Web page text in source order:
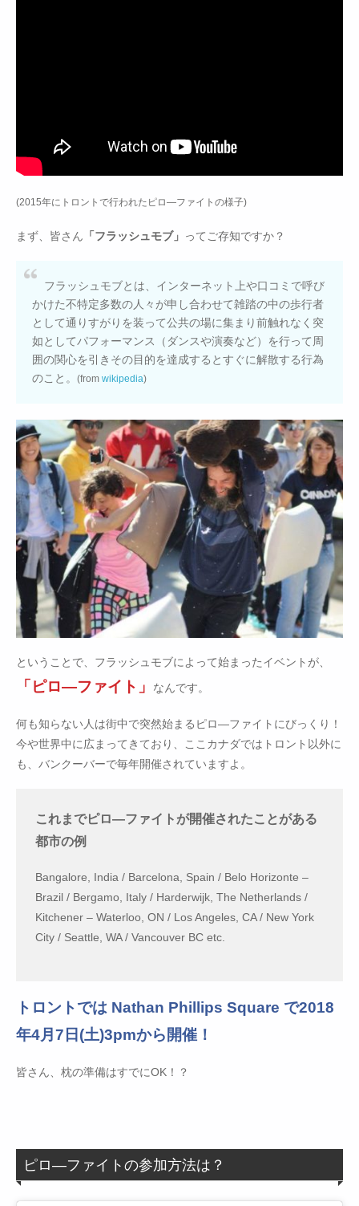
(2015年にトロントで行われたピロ―ファイトの様子)
まず、皆さん 「フラッシュモブ」 ってご存知ですか？
フラッシュモブとは、インターネット上や口コミで呼び
かけた不特定多数の人々が申し合わせて雑踏の中の歩行者
として通りすがりを装って公共の場に集まり前触れなく突
如としてパフォーマンス（ダンスや演奏など）を行って周
囲の関心を引きその目的を達成するとすぐに解散する行為
のこと。
(from wikipedia)
ということで、フラッシュモブによって始まったイベントが、
「ピロ―ファイト」 なんです。
何も知らない人は街中で突然始まるピロ―ファイトにびっくり！
今や世界中に広まってきており、ここカナダではトロント以外に
も、バンクーバーで毎年開催されていますよ。
これまでピロ―ファイトが開催されたことがある
都市の例
Bangalore, India / Barcelona, Spain / Belo Horizonte –
Brazil / Bergamo, Italy / Harderwijk, The Netherlands /
Kitchener – Waterloo, ON / Los Angeles, CA / New York
City / Seattle, WA / Vancouver BC etc.
トロントでは Nathan Phillips Square で2018
年4月7日(土)3pmから開催！
皆さん、枕の準備はすでにOK！？
ピロ―ファイトの参加方法は？